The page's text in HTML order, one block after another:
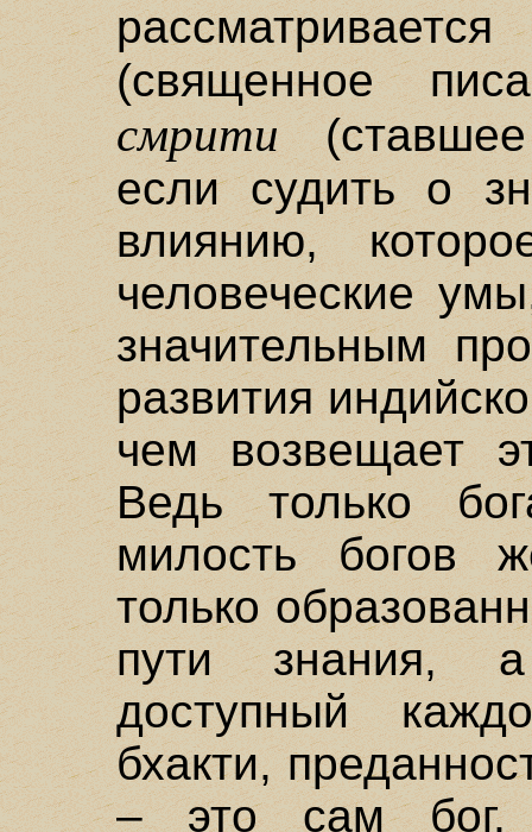
(священное
смрити
если судить о
влиянию,
человеческие
значительным
развития
чем возвещает
Ведь только
милость богов
только
пути знания,
доступный
бхакти,
– это сам